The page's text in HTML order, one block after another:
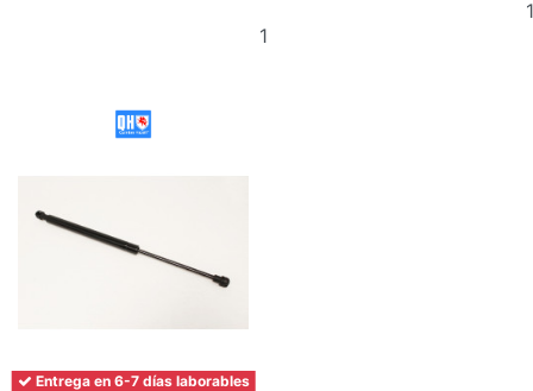
Entrega en 6-7 días laborables